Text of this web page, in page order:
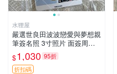
水狸屋
嚴選世良田波波戀愛與夢想親
筆簽名照 3寸照片 面簽周邊
照片卡磚
$1,030 95折
折扣碼